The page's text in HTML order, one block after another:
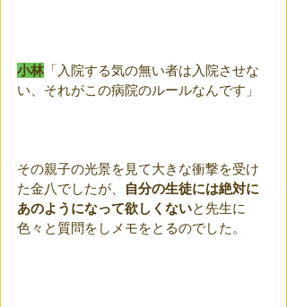
小林「入院する気の無い者は入院させな
い、それがこの病院のルールなんです」
その親子の光景を見て大きな衝撃を受け
た金八でしたが、
自分の生徒には絶対に
あのようになって欲しくないと先生に
色々と質問をしメモをとるのでした。